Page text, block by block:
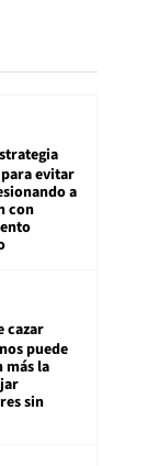
evitar
a
con
cazar
puede
más la
sin